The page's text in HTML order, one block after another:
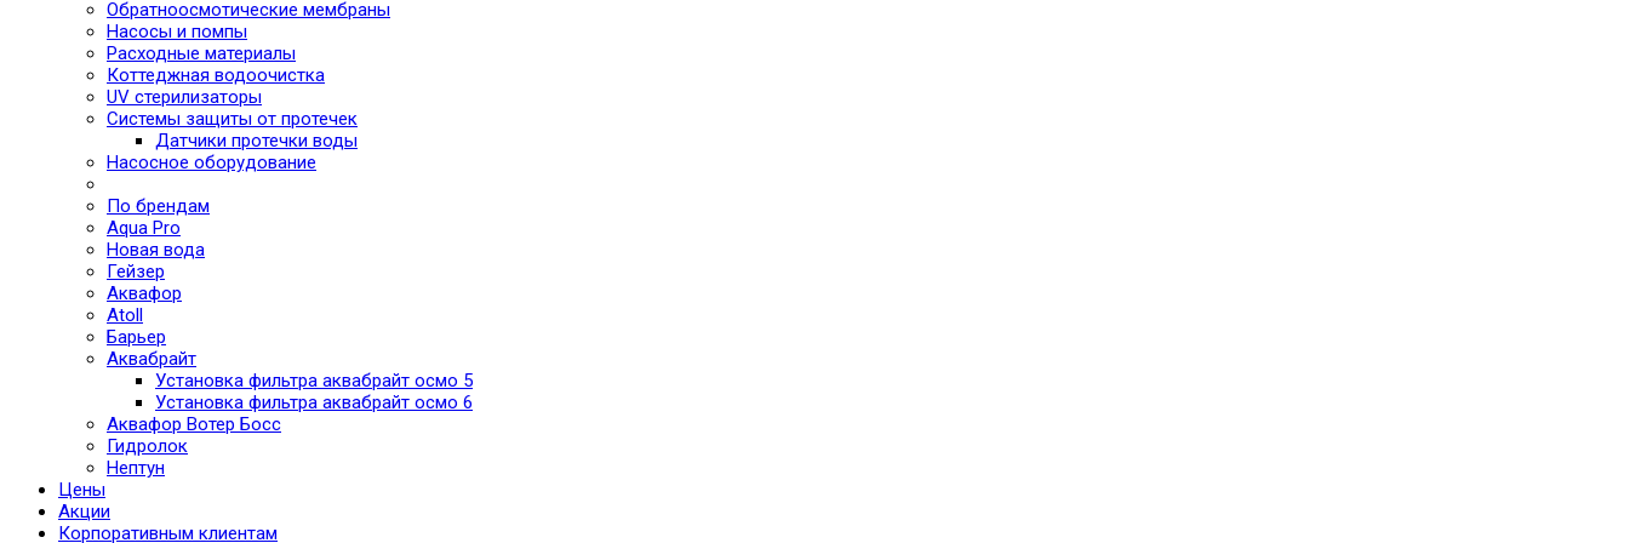
Обратноосмотические мембраны
Насосы и помпы
Расходные материалы
Коттеджная водоочистка
UV стерилизаторы
Системы защиты от протечек
Датчики протечки воды
Насосное оборудование
По брендам
Aqua Pro
Новая вода
Гейзер
Аквафор
Atoll
Барьер
Аквабрайт
Установка фильтра аквабрайт осмо 5
Установка фильтра аквабрайт осмо 6
Аквафор Вотер Босс
Гидролок
Нептун
Цены
Акции
Корпоративным клиентам